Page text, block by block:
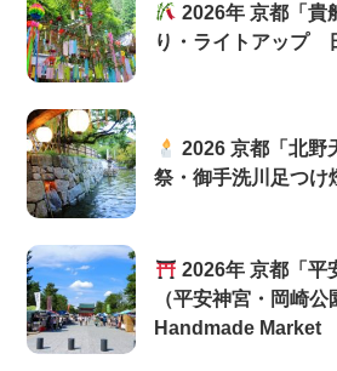
2026年 京都「貴
り・ライトアップ
2026 京都「北野
祭・御手洗川足つけ
2026年 京都「平
（平安神宮・岡崎
Handmade Market